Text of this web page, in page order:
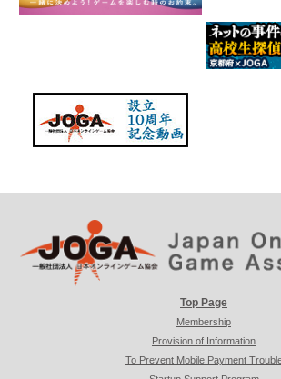
Top Page
Membership
Provision of Information
To Prevent Mobile Payment